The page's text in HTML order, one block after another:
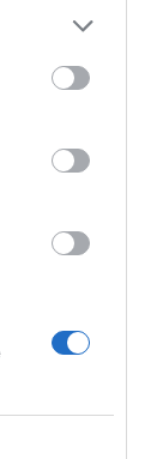
per què no